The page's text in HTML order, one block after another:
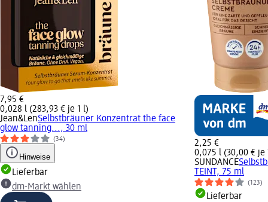
7,95 €
0,028 l (283,93 € je 1 l)
Jean&LenSelbstbräuner Konzentrat the face
glow tanning..., 30 ml
(34)
Hinweise
Lieferbar
dm-Markt wählen
2,25 €
0,075 l (30,00 € je
SUNDANCE
TEINT, 75 ml
(123)
Lieferbar